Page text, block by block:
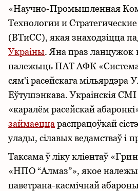
«Научно-Промышленная
Технологии и
(ВТиСС), якая знаходзіцца
Украіны. Яна праз ланцужок
належыць ПАТ АФК
сям'і расейскага мільярдэра
Еўтушэнкава. Украінскія СМІ
«каралём расейскай
займаецца распрацоўкай
улады, сілавых ведамстваў і
Таксама ў ліку кліентаў
«НПО “Алмаз”», якое
паветрана-касмічнай